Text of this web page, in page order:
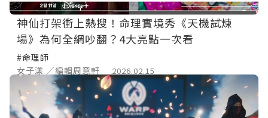
神仙打架衝上熱搜！命理實境秀《天機試煉
場》為何全網吵翻？4大亮點一次看
#命理師
女子漾 ／編輯周意軒
2026.02.15